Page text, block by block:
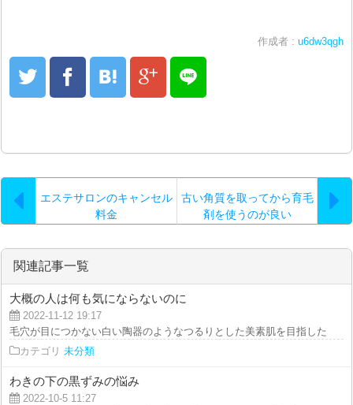
作成者 : u6dw3qgh
エステサロンのキャンセル
料金
古い角質を取ってから育毛
剤を使うのが良い
関連記事一覧
大概の人は何も気にならないのに
2022-11-12 19:17
毛穴が目につかない白い陶器のようなつるりとした美素肌を目指したいな
カテゴリ 未分類
わきの下の黒ずみの悩み
2022-10-5 11:27